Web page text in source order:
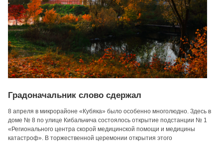
Градоначальник слово сдержал
8 апреля в микрорайоне «Кубяка» было особенно многолюдно. Здесь в
доме № 8 по улице Кибальчича состоялось открытие подстанции № 1
«Регионального центра скорой медицинской помощи и медицины
катастроф». В торжественной церемонии открытия этого